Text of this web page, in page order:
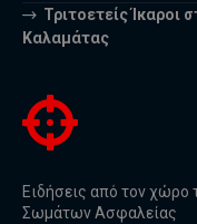
Τριτοετείς Ίκαροι
Καλαμάτας
Ειδήσεις από τον
Σωμάτων Ασφαλείας